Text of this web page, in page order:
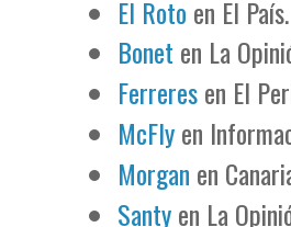
El Roto en El País.
Bonet en La
Ferreresen El
McFlyen
Morgan en
Santyen La